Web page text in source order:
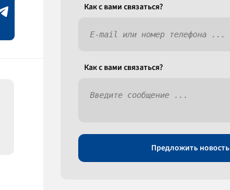
Как c вами связаться?
Как c вами связаться?
Предложить новость